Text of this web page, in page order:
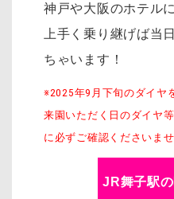
神戸や大阪のホテル
上手く乗り継げば当
ちゃいます！
※2025年9月下旬のダイヤ
来園いただく日のダイヤ
に必ずご確認くださいませ
JR舞子駅